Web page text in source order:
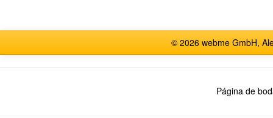
© 2026 webme GmbH,
Página de